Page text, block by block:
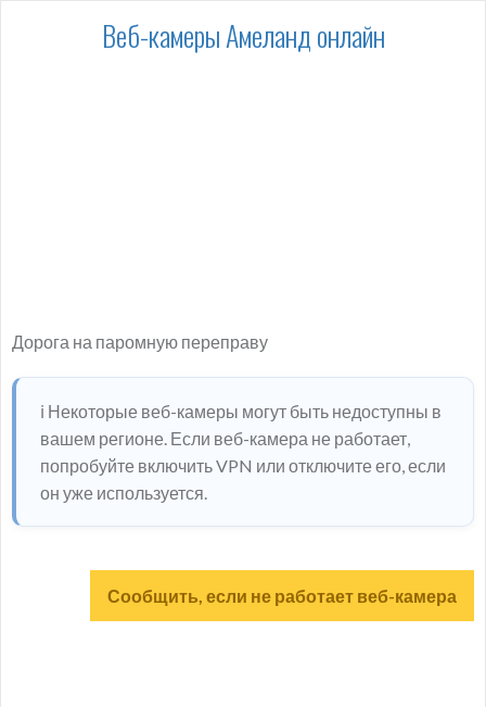
Веб-камеры Амеланд онлайн
Дорога на паромную переправу
ℹ️ Некоторые веб-камеры могут быть недоступны в
вашем регионе. Если веб-камера не работает,
попробуйте включить VPN или отключите его, если
он уже используется.
Сообщить, если не работает веб-камера